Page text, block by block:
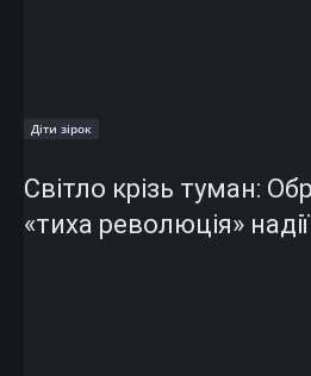
Діти зірок
Світло крізь туман:
«тиха революція» надії